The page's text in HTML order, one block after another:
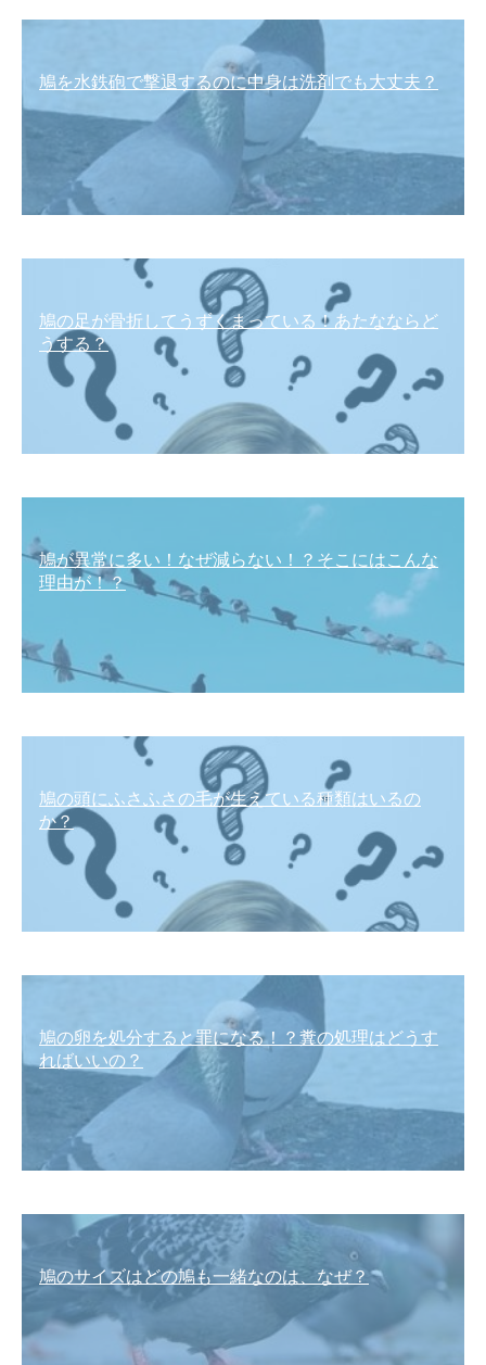
鳩を水鉄砲で撃退するのに中身は洗剤でも大丈夫？
鳩の足が骨折してうずくまっている！あたなならど
うする？
鳩が異常に多い！なぜ減らない！？そこにはこんな
理由が！？
鳩の頭にふさふさの毛が生えている種類はいるの
か？
鳩の卵を処分すると罪になる！？糞の処理はどうす
ればいいの？
鳩のサイズはどの鳩も一緒なのは、なぜ？